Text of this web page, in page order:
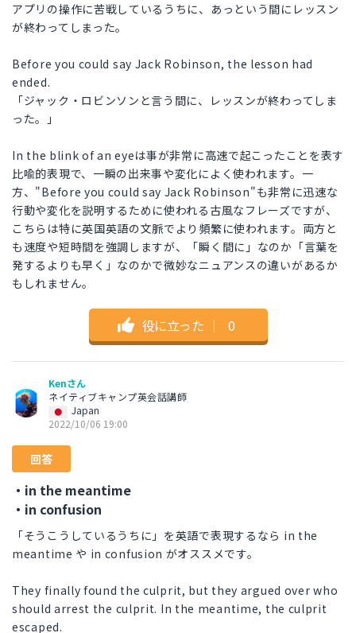
アプリの操作に苦戦しているうちに、あっという間にレッスン
が終わってしまった。
Before you could say Jack Robinson, the lesson had
ended.
「ジャック・ロビンソンと言う間に、レッスンが終わってしま
った。」
In the blink of an eyeは事が非常に高速で起こったことを表す
比喩的表現で、一瞬の出来事や変化によく使われます。一
方、"Before you could say Jack Robinson"も非常に迅速な
行動や変化を説明するために使われる古風なフレーズですが、
こちらは特に英国英語の文脈でより頻繁に使われます。両方と
も速度や短時間を強調しますが、「瞬く間に」なのか「言葉を
発するよりも早く」なのかで微妙なニュアンスの違いがあるか
もしれません。
役に立った ｜ 0
Kenさん
ネイティブキャンプ英会話講師
Japan
2022/10/06 19:00
回答
・in the meantime
・in confusion
「そうこうしているうちに」を英語で表現するなら in the
meantime や in confusion がオススメです。
They finally found the culprit, but they argued over who
should arrest the culprit. In the meantime, the culprit
escaped.